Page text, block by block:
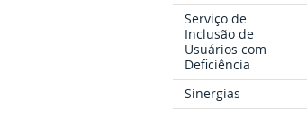
Serviço de
Inclusão de
Usuários com
Deficiência
Sinergias